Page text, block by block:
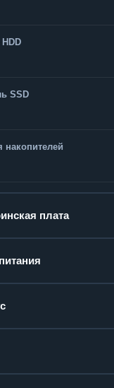
SSD
накопителей
плата